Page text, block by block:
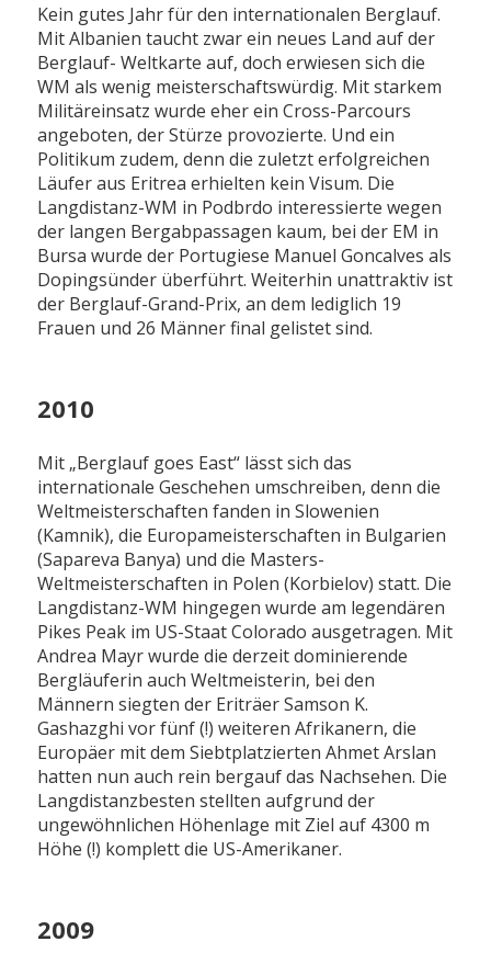
Kein gutes Jahr für den internationalen Berglauf.
Mit Albanien taucht zwar ein neues Land auf der
Berglauf- Weltkarte auf, doch erwiesen sich die
WM als wenig meisterschaftswürdig. Mit starkem
Militäreinsatz wurde eher ein Cross-Parcours
angeboten, der Stürze provozierte. Und ein
Politikum zudem, denn die zuletzt erfolgreichen
Läufer aus Eritrea erhielten kein Visum. Die
Langdistanz-WM in Podbrdo interessierte wegen
der langen Bergabpassagen kaum, bei der EM in
Bursa wurde der Portugiese Manuel Goncalves als
Dopingsünder überführt. Weiterhin unattraktiv ist
der Berglauf-Grand-Prix, an dem lediglich 19
Frauen und 26 Männer final gelistet sind.
2010
Mit „Berglauf goes East“ lässt sich das
internationale Geschehen umschreiben, denn die
Weltmeisterschaften fanden in Slowenien
(Kamnik), die Europameisterschaften in Bulgarien
(Sapareva Banya) und die Masters-
Weltmeisterschaften in Polen (Korbielov) statt. Die
Langdistanz-WM hingegen wurde am legendären
Pikes Peak im US-Staat Colorado ausgetragen. Mit
Andrea Mayr wurde die derzeit dominierende
Bergläuferin auch Weltmeisterin, bei den
Männern siegten der Eriträer Samson K.
Gashazghi vor fünf (!) weiteren Afrikanern, die
Europäer mit dem Siebtplatzierten Ahmet Arslan
hatten nun auch rein bergauf das Nachsehen. Die
Langdistanzbesten stellten aufgrund der
ungewöhnlichen Höhenlage mit Ziel auf 4300 m
Höhe (!) komplett die US-Amerikaner.
2009